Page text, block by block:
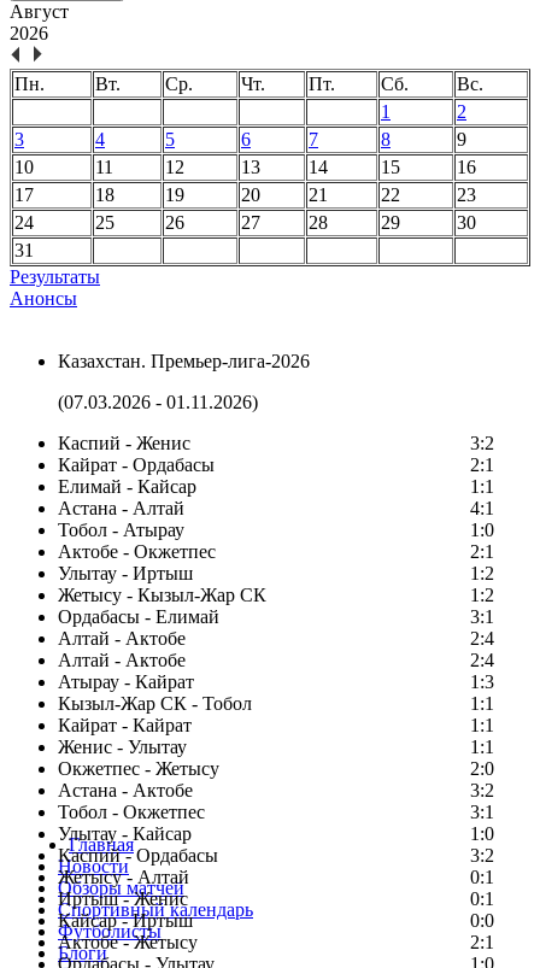
Август
2026
Пн. Вт. Ср. Чт. Пт. Сб.
Вс.
1
2
3
4 5 6 7 8
9
10
11 12 13 14 15
16
17
18 19 20 21 22
23
24
25 26 27 28 29
30
31
Результаты
Анонсы
Казахстан. Премьер-лига-2026
(07.03.2026 - 01.11.2026)
Каспий - Женис
3:2
Кайрат - Ордабасы
2:1
Елимай - Кайсар
1:1
Астана - Алтай
4:1
Тобол - Атырау
1:0
Актобе - Окжетпес
2:1
Улытау - Иртыш
1:2
Жетысу - Кызыл-Жар СК
1:2
Ордабасы - Елимай
3:1
Алтай - Актобе
2:4
Алтай - Актобе
2:4
Атырау - Кайрат
1:3
Кызыл-Жар СК - Тобол
1:1
Кайрат - Кайрат
1:1
Женис - Улытау
1:1
Окжетпес - Жетысу
2:0
Астана - Актобе
3:2
Тобол - Окжетпес
3:1
Улытау - Кайсар
1:0
Каспий - Ордабасы
3:2
Жетысу - Алтай
0:1
Иртыш - Женис
0:1
Кайсар - Иртыш
0:0
Актобе - Жетысу
2:1
Главная
Новости
Обзоры матчей
Спортивный календарь
Футболисты
Блоги